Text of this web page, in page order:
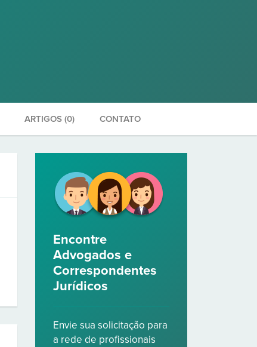
ARTIGOS (0) CONTATO
Encontre
Advogados e
Correspondentes
Jurídicos
Envie sua solicitação para
a rede de profissionais